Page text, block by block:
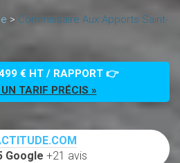
> Commissaire Aux Apports Saint-
€ HT / RAPPORT 👉
TARIF PRÉCIS »
Google +21 avis